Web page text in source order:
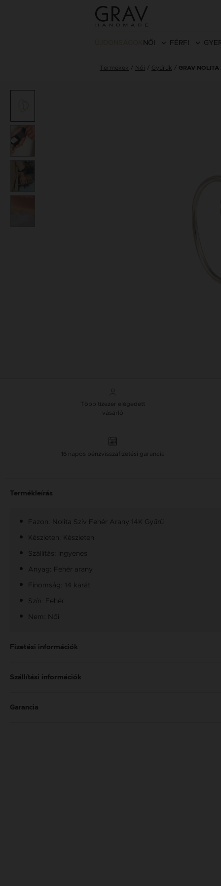
NŐI FÉRFI
Termékek Női Gyűrűk GRAV
Több tízezer elégedett
vásárló
16 napos pénzvisszafizetési garancia
Termékleírás
Fazon: Nolita Szív Fehér Arany 14K Gyűrű
Készleten: Készleten
Szállítás: Ingyenes
Anyag: Fehér arany
Finomság: 14 karát
Szín: Fehér
Nem: Női
Fizetési információk
Szállítási információk
Garancia